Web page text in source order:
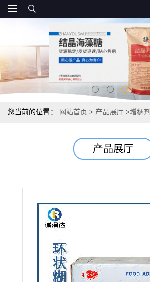
您当前的位置： 网站首页 > 产品展厅 >增稠剂
产品展厅